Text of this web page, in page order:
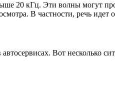
20 кГц. Эти волны могут
В частности, речь идет
Вот несколько